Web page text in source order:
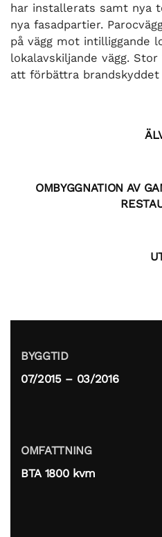
har installerats samt nya
nya fasadpartier.
på vägg mot intilliggande
lokalavskiljande vägg.
att förbättra
OMBYGGNATION AV
BYGGTID
07/2015 – 03/2016
OMFATTNING
BTA 1800 kvm